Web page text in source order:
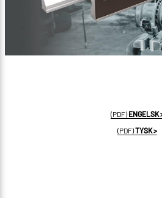
(PDF)ENGELSK
(PDF)TYSK >